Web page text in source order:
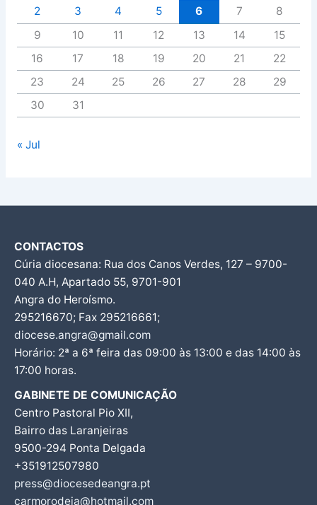
2
3 4 5 6 7
8
9
10 11 12 13 14
15
16
17 18 19 20 21
22
23
24 25 26 27 28
29
30
31
« Jul
CONTACTOS
Cúria diocesana: Rua dos Canos Verdes, 127 – 9700-
040 A.H, Apartado 55, 9701-901
Angra do Heroísmo.
295216670; Fax 295216661;
diocese.angra@gmail.com
Horário: 2ª a 6ª feira das 09:00 às 13:00 e das 14:00 às
17:00 horas.
GABINETE DE COMUNICAÇÃO
Centro Pastoral Pio XII,
Bairro das Laranjeiras
9500-294 Ponta Delgada
+351912507980
press@diocesedeangra.pt
carmorodeia@hotmail.com